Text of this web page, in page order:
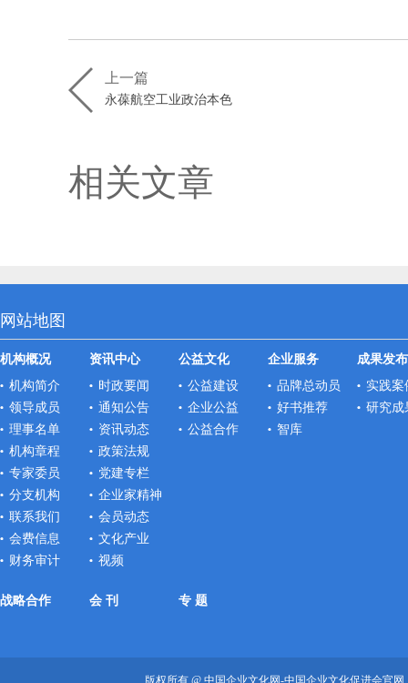
上一篇
永葆航空工业政治本色
相关文章
网站地图
机构概况
机构简介
领导成员
理事名单
机构章程
专家委员
分支机构
联系我们
会费信息
财务审计
资讯中心
时政要闻
通知公告
资讯动态
政策法规
党建专栏
企业家精神
会员动态
文化产业
视频
公益文化
公益建设
企业公益
公益合作
企业服务
品牌总动员
好书推荐
智库
成果发布
实践案
研究成
战略合作 会 刊 专 题
版权所有 @ 中国企业文化网-中国企业文化促进会官